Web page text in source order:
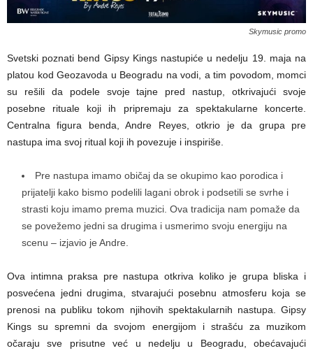
Skymusic promo
Svetski poznati bend Gipsy Kings nastupiće u nedelju 19. maja na
platou kod Geozavoda u Beogradu na vodi, a tim povodom, momci
su rešili da podele svoje tajne pred nastup, otkrivajući svoje
posebne rituale koji ih pripremaju za spektakularne koncerte.
Centralna figura benda, Andre Reyes, otkrio je da grupa pre
nastupa ima svoj ritual koji ih povezuje i inspiriše.
Pre nastupa imamo običaj da se okupimo kao porodica i
prijatelji kako bismo podelili lagani obrok i podsetili se svrhe i
strasti koju imamo prema muzici. Ova tradicija nam pomaže da
se povežemo jedni sa drugima i usmerimo svoju energiju na
scenu – izjavio je Andre.
Ova intimna praksa pre nastupa otkriva koliko je grupa bliska i
posvećena jedni drugima, stvarajući posebnu atmosferu koja se
prenosi na publiku tokom njihovih spektakularnih nastupa. Gipsy
Kings su spremni da svojom energijom i strašću za muzikom
očaraju sve prisutne već u nedelju u Beogradu, obećavajući